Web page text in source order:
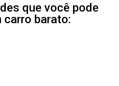
que você pode
carro barato: